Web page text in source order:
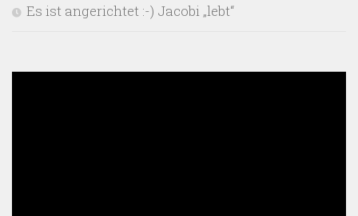
Es ist angerichtet :-) Jacobi „lebt“